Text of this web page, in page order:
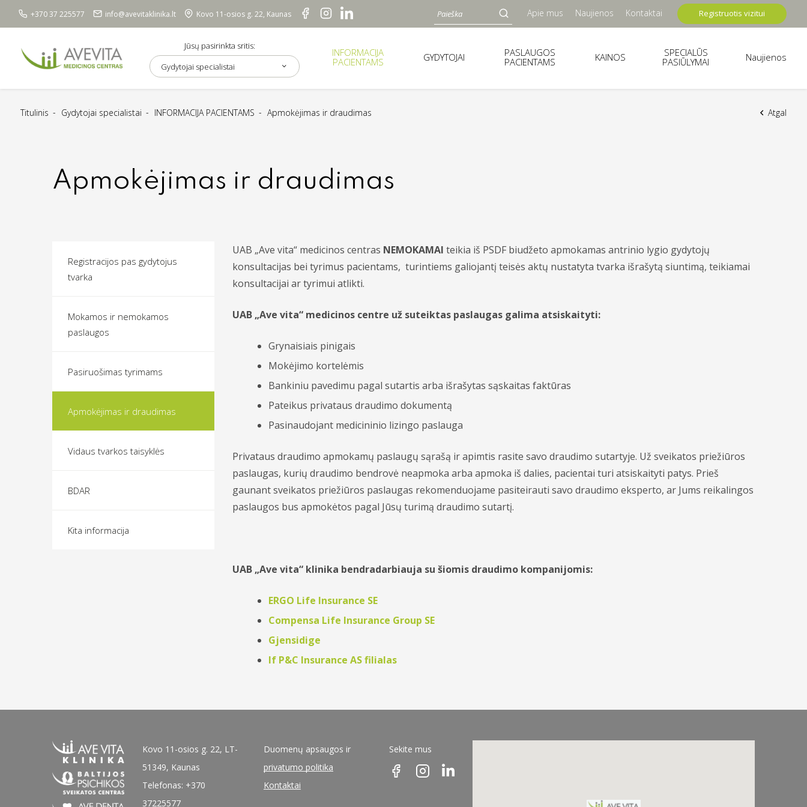
+370 37 225577 info@avevitaklinika.lt Kovo 11-osios g. 22, Kaunas Apie mus Naujienos Kontaktai Registruotis vizitui
Jūsų pasirinkta sritis:
Gydytojai specialistai
INFORMACIJA
PACIENTAMS
GYDYTOJAI
PASLAUGOS
PACIENTAMS
KAINOS
SPECIALŪS
PASIŪLYMAI
Naujienos
Titulinis Gydytojai specialistai INFORMACIJA PACIENTAMS Apmokėjimas ir draudimas Atgal
Apmokėjimas ir draudimas
Registracijos pas gydytojus
tvarka
Mokamos ir nemokamos
paslaugos
Pasiruošimas tyrimams
Apmokėjimas ir draudimas
Vidaus tvarkos taisyklės
BDAR
Kita informacija
UAB „Ave vita“ medicinos centras NEMOKAMAI teikia iš PSDF biudžeto apmokamas antrinio lygio gydytojų
konsultacijas bei tyrimus pacientams, turintiems galiojantį teisės aktų nustatyta tvarka išrašytą siuntimą, teikiamai
konsultacijai ar tyrimui atlikti.
UAB „Ave vita“ medicinos centre už suteiktas paslaugas galima atsiskaityti:
Grynaisiais pinigais
Mokėjimo kortelėmis
Bankiniu pavedimu pagal sutartis arba išrašytas sąskaitas faktūras
Pateikus privataus draudimo dokumentą
Pasinaudojant medicininio lizingo paslauga
Privataus draudimo apmokamų paslaugų sąrašą ir apimtis rasite savo draudimo sutartyje. Už sveikatos priežiūros
paslaugas, kurių draudimo bendrovė neapmoka arba apmoka iš dalies, pacientai turi atsiskaityti patys. Prieš
gaunant sveikatos priežiūros paslaugas rekomenduojame pasiteirauti savo draudimo eksperto, ar Jums reikalingos
paslaugos bus apmokėtos pagal Jūsų turimą draudimo sutartį.
UAB „Ave vita“ klinika bendradarbiauja su šiomis draudimo kompanijomis:
ERGO Life Insurance SE
Compensa Life Insurance Group SE
Gjensidige
If P&C Insurance AS filialas
Kovo 11-osios g. 22, LT-
51349, Kaunas
Telefonas: +370
37225577
Duomenų apsaugos ir
privatumo politika
Kontaktai
Sekite mus